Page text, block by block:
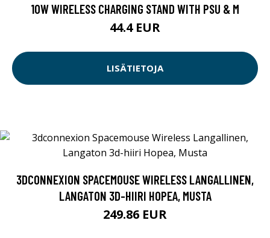
10W WIRELESS CHARGING STAND WITH PSU & M
44.4 EUR
LISÄTIETOJA
3DCONNEXION SPACEMOUSE WIRELESS LANGALLINEN,
LANGATON 3D-HIIRI HOPEA, MUSTA
249.86 EUR